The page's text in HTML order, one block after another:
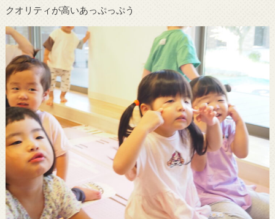
クオリティが高いあっぷっぷう